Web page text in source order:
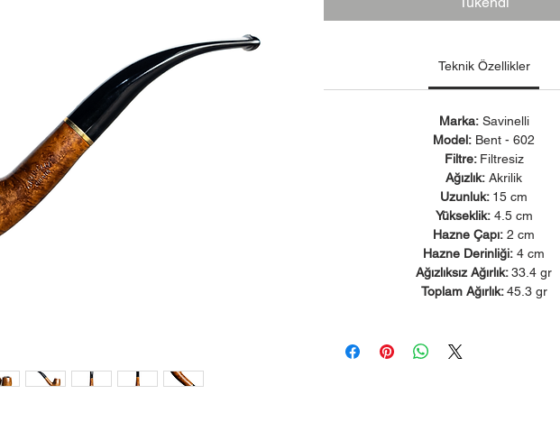
Teknik Özellikler
Marka:Savinelli
Model: Bent - 602
Filtre: Filtresiz
Ağızlık: Akrilik
Uzunluk: 15 cm
Yükseklik:4.5 cm
Hazne Çapı: 2 cm
Hazne Derinliği: 4 cm
Ağızlıksız Ağırlık:33.4 gr
Toplam Ağırlık:45.3 gr